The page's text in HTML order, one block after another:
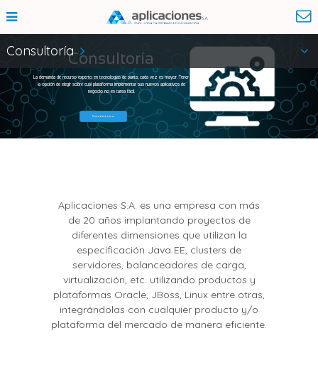
ConsultoríaConsultoría
La demanda de recurso experto en tecnologías de punta, cada vez es mayor. Tener
la opción de elegir sobre cuál plataforma implementar sus nuevos aplicativos de
negocio no es tarea fácil.
Contáctenos
Aplicaciones S.A. es una empresa con más
de 20 años implantando proyectos de
diferentes dimensiones que utilizan la
especificación Java EE, clusters de
servidores, balanceadores de carga,
virtualización, etc. utilizando productos y
plataformas Oracle, JBoss, Linux entre otras,
integrándolas con cualquier producto y/o
plataforma del mercado de manera eficiente.